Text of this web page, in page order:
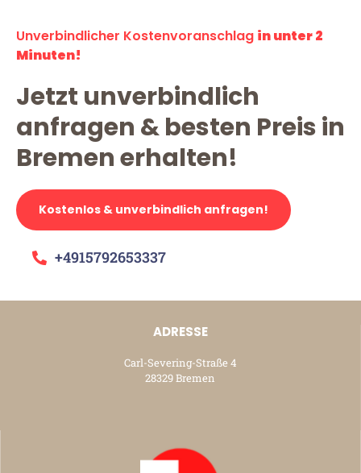
Unverbindlicher Kostenvoranschlag in unter 2
Minuten!
Jetzt unverbindlich
anfragen & besten Preis in
Bremen erhalten!
Kostenlos & unverbindlich anfragen!
+4915792653337
ADRESSE
Carl-Severing-Straße 4
28329 Bremen